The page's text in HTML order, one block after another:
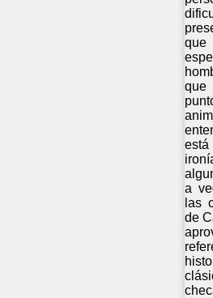
está
a
las
de